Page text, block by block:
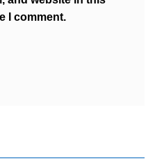
I comment.